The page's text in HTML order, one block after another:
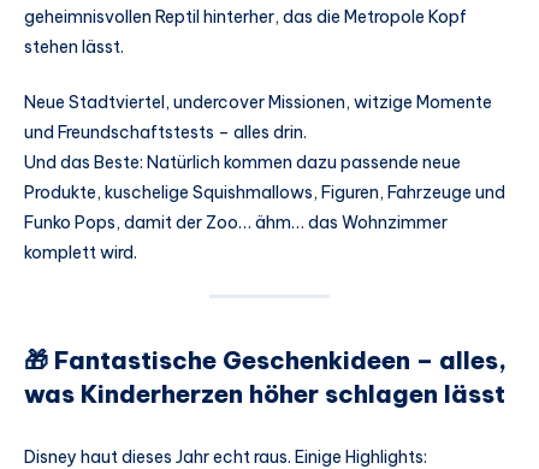
geheimnisvollen Reptil hinterher, das die Metropole Kopf
stehen lässt.
Neue Stadtviertel, undercover Missionen, witzige Momente
und Freundschaftstests – alles drin.
Und das Beste: Natürlich kommen dazu passende neue
Produkte, kuschelige Squishmallows, Figuren, Fahrzeuge und
Funko Pops, damit der Zoo… ähm… das Wohnzimmer
komplett wird.
🎁 Fantastische Geschenkideen – alles,
was Kinderherzen höher schlagen lässt
Disney haut dieses Jahr echt raus. Einige Highlights: